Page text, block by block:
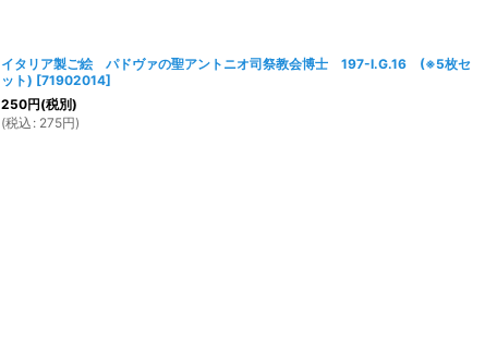
イタリア製ご絵 パドヴァの聖アントニオ司祭教会博士 197-I.G.16 (※5枚セ
ット) [71902014]
250円(税別)
(税込 : 275円)